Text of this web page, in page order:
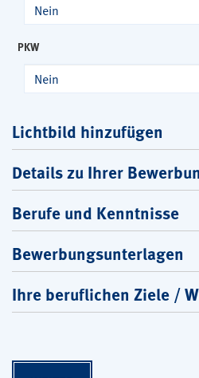
Nein
PKW
Nein
Lichtbild hinzufügen
Details zu Ihrer
Berufe und Kenntnisse
Bewerbungsunterlagen
Ihre beruflichen Ziele /